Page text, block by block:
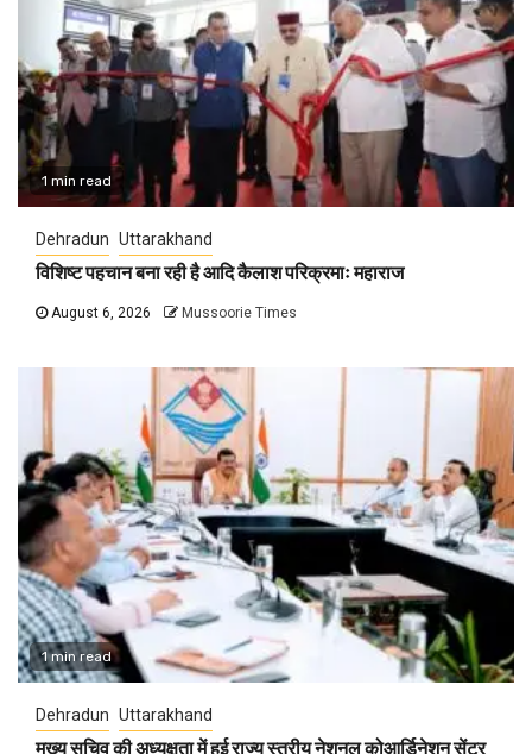
1 min read
Dehradun Uttarakhand
विशिष्ट पहचान बना रही है आदि कैलाश परिक्रमाः महाराज
August 6, 2026 Mussoorie Times
1 min read
Dehradun Uttarakhand
मुख्य सचिव की अध्यक्षता में हुई राज्य स्तरीय नेशनल कोआर्डिनेशन सेंटर